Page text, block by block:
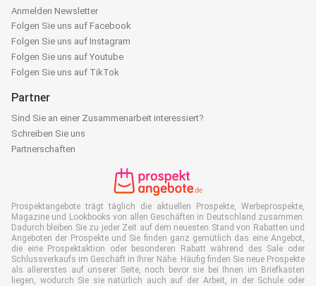
Anmelden Newsletter
Folgen Sie uns auf Facebook
Folgen Sie uns auf Instagram
Folgen Sie uns auf Youtube
Folgen Sie uns auf TikTok
Partner
Sind Sie an einer Zusammenarbeit interessiert?
Schreiben Sie uns
Partnerschaften
Prospektangebote trägt täglich die aktuellen Prospekte, Werbeprospekte,
Magazine und Lookbooks von allen Geschäften in Deutschland zusammen.
Dadurch bleiben Sie zu jeder Zeit auf dem neuesten Stand von Rabatten und
Angeboten der Prospekte und Sie finden ganz gemütlich das eine Angebot,
die eine Prospektaktion oder besonderen Rabatt während des Sale oder
Schlussverkaufs im Geschäft in Ihrer Nähe. Häufig finden Sie neue Prospekte
als allererstes auf unserer Seite, noch bevor sie bei Ihnen im Briefkasten
liegen, wodurch Sie sie natürlich auch auf der Arbeit, in der Schule oder